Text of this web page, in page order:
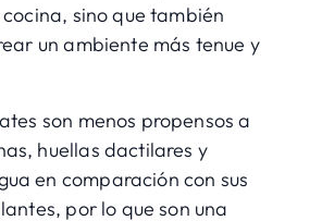
sino que también
un ambiente más tenue y
son menos propensos a
huellas dactilares y
en comparación con sus
por lo que son una